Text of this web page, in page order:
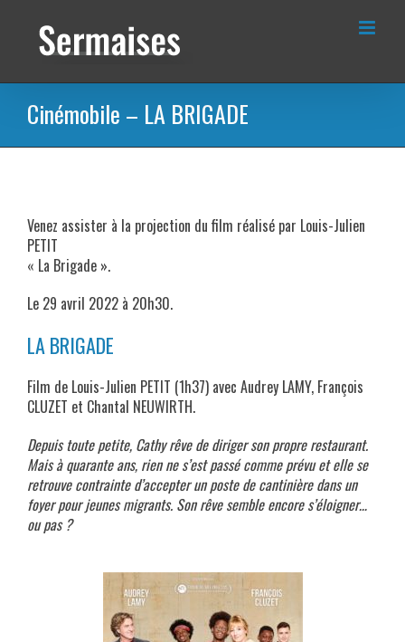
contenu
Cinémobile – LA BRIGADE
Venez assister à la projection du film réalisé par Louis-Julien
PETIT
« La Brigade ».
Le 29 avril 2022 à 20h30.
LA BRIGADE
Film de Louis-Julien PETIT (1h37) avec Audrey LAMY, François
CLUZET et Chantal NEUWIRTH.
Depuis toute petite, Cathy rêve de diriger son propre restaurant.
Mais à quarante ans, rien ne s’est passé comme prévu et elle se
retrouve contrainte d’accepter un poste de cantinière dans un
foyer pour jeunes migrants. Son rêve semble encore s’éloigner…
ou pas ?